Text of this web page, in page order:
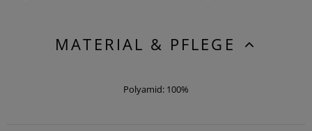
MATERIAL & PFLEGE
Polyamid: 100%